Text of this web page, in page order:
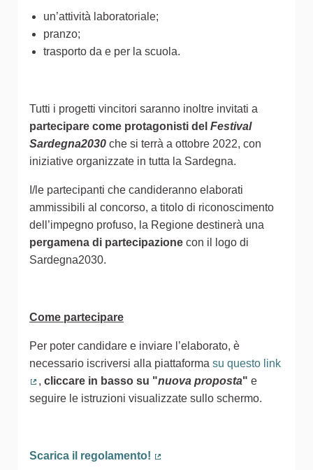
un’attività laboratoriale;
pranzo;
trasporto da e per la scuola.
Tutti i progetti vincitori saranno inoltre invitati a
partecipare come protagonisti del Festival
Sardegna2030 che si terrà a ottobre 2022, con
iniziative organizzate in tutta la Sardegna.
I/le partecipanti che candideranno elaborati
ammissibili al concorso, a titolo di riconoscimento
dell’impegno profuso, la Regione destinerà una
pergamena di partecipazione con il logo di
Sardegna2030.
Come partecipare
Per poter candidare e inviare l’elaborato, è
necessario iscriversi alla piattaforma su questo link
(Collegamento esterno)
, cliccare in basso su "nuova proposta" e
seguire le istruzioni visualizzate sullo schermo.
Scarica il regolamento!